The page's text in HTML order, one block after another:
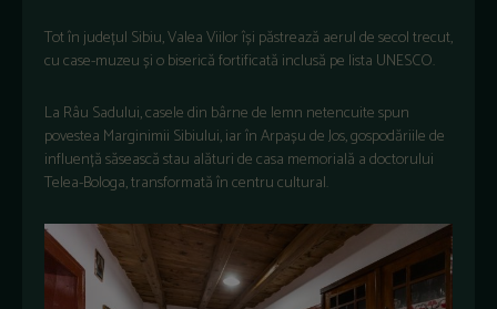
Totînjudețul Sibiu,ValeaViilorîși păstrează aeruldesecoltrecut,
cu case-muzeușiobisericăfortificată inclusă pe lista UNESCO.
La Râu Sadului,caseledin bârnede lemn netencuitespun
povestea Marginimii Sibiului,iarînArpașude Jos,gospodăriilede
influențăsăseascăstau alăturide casa memorială adoctorului
Telea-Bologa,transformatăîncentrucultural.